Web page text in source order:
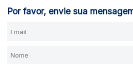
Por favor, envie sua